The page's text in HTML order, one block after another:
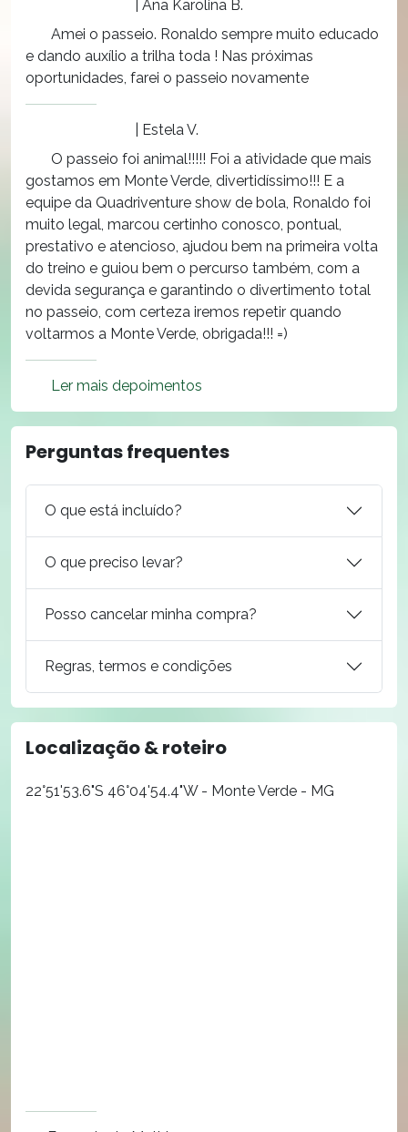
| Ana Karolina B.
Amei o passeio. Ronaldo sempre muito educado
e dando auxílio a trilha toda ! Nas próximas
oportunidades, farei o passeio novamente
| Estela V.
O passeio foi animal!!!!! Foi a atividade que mais
gostamos em Monte Verde, divertidíssimo!!! E a
equipe da Quadriventure show de bola, Ronaldo foi
muito legal, marcou certinho conosco, pontual,
prestativo e atencioso, ajudou bem na primeira volta
do treino e guiou bem o percurso também, com a
devida segurança e garantindo o divertimento total
no passeio, com certeza iremos repetir quando
voltarmos a Monte Verde, obrigada!!! =)
Ler mais depoimentos
Perguntas frequentes
O que está incluído?
O que preciso levar?
Posso cancelar minha compra?
Regras, termos e condições
Localização & roteiro
22°51'53.6"S 46°04'54.4"W - Monte Verde - MG